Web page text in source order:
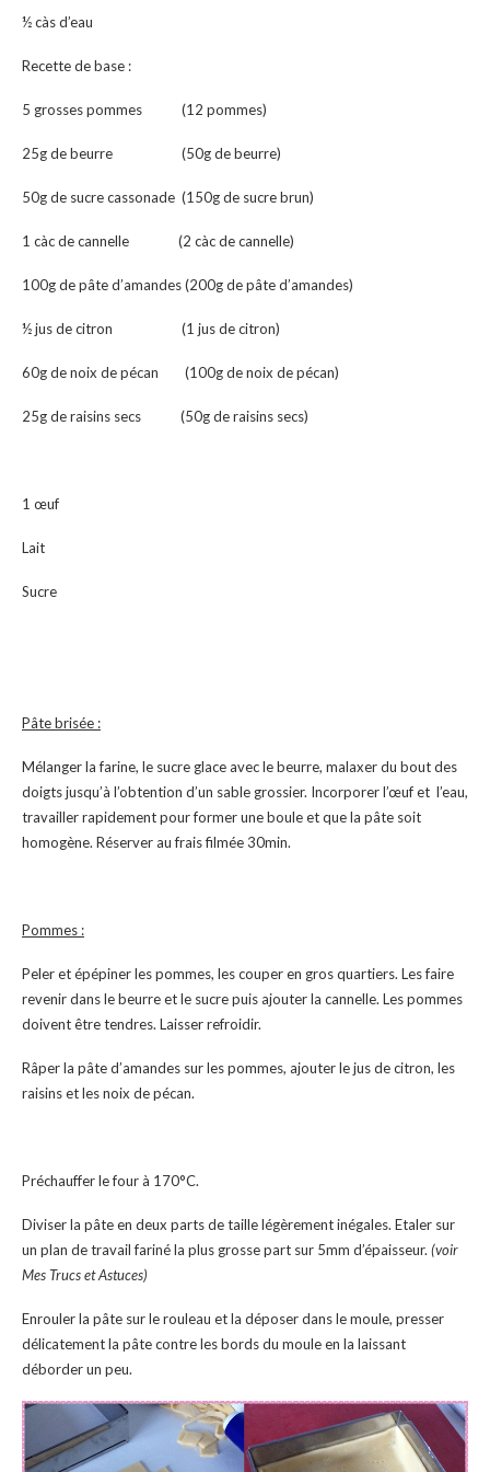
½ càs d’eau
Recette de base :
5 grosses pommes (12 pommes)
25g de beurre (50g de beurre)
50g de sucre cassonade (150g de sucre brun)
1 càc de cannelle (2 càc de cannelle)
100g de pâte d’amandes (200g de pâte d’amandes)
½ jus de citron (1 jus de citron)
60g de noix de pécan (100g de noix de pécan)
25g de raisins secs (50g de raisins secs)
1 œuf
Lait
Sucre
Pâte brisée :
Mélanger la farine, le sucre glace avec le beurre, malaxer du bout des
doigts jusqu’à l’obtention d’un sable grossier. Incorporer l’œuf et l’eau,
travailler rapidement pour former une boule et que la pâte soit
homogène. Réserver au frais filmée 30min.
Pommes :
Peler et épépiner les pommes, les couper en gros quartiers. Les faire
revenir dans le beurre et le sucre puis ajouter la cannelle. Les pommes
doivent être tendres. Laisser refroidir.
Râper la pâte d’amandes sur les pommes, ajouter le jus de citron, les
raisins et les noix de pécan.
Préchauffer le four à 170°C.
Diviser la pâte en deux parts de taille légèrement inégales. Etaler sur
un plan de travail fariné la plus grosse part sur 5mm d’épaisseur. (voir
Mes Trucs et Astuces)
Enrouler la pâte sur le rouleau et la déposer dans le moule, presser
délicatement la pâte contre les bords du moule en la laissant
déborder un peu.